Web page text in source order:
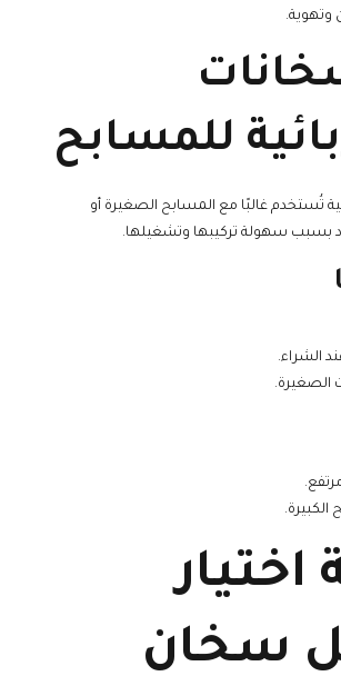
وتهوية.
للمسابح
تُستخدم غالبًا مع المسابح الصغيرة أو
بسبب سهولة تركيبها وتشغيلها.
الشراء.
الصغيرة.
الكبيرة.
اختيار
سخان